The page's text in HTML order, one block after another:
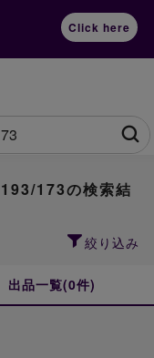
Click here
173の検索結
絞り込み
出品一覧(0件)